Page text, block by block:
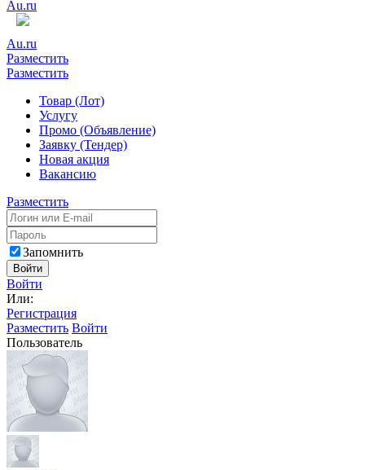
Au.ru
Au.ru
Разместить
Разместить
Товар (Лот)
Услугу
Промо (Объявление)
Заявку (Тендер)
Новая акция
Вакансию
Разместить
Запомнить
Войти
Войти
Или:
Регистрация
Разместить Войти
Пользователь